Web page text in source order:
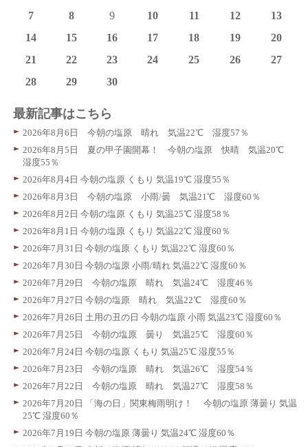
7
8 9 10 11 12
13
14
15 16 17 18 19
20
21
22 23 24 25 26
27
28
29 30
最新記事はこちら
2026年8月6日 今朝の塩原 晴れ 気温22℃ 湿度57％
2026年8月5日 夏の甲子園開幕！ 今朝の塩原 快晴 気温20℃
湿度55％
2026年8月4日 今朝の塩原 くもり 気温19℃ 湿度55％
2026年8月3日 今朝の塩原 小雨/曇 気温21℃ 湿度60％
2026年8月2日 今朝の塩原 くもり 気温25℃ 湿度58％
2026年8月1日 今朝の塩原 くもり 気温22℃ 湿度60％
2026年7月31日 今朝の塩原 くもり 気温22℃ 湿度60％
2026年7月30日 今朝の塩原 小雨/晴れ 気温22℃ 湿度60％
2026年7月29日 今朝の塩原 晴れ 気温24℃ 湿度46％
2026年7月27日 今朝の塩原 晴れ 気温22℃ 湿度60％
2026年7月26日 土用の丑の日 今朝の塩原 小雨 気温23℃ 湿度60％
2026年7月25日 今朝の塩原 曇り 気温25℃ 湿度60％
2026年7月24日 今朝の塩原 くもり 気温25℃ 湿度55％
2026年7月23日 今朝の塩原 晴れ 気温26℃ 湿度54％
2026年7月22日 今朝の塩原 晴れ 気温27℃ 湿度58％
2026年7月20日 「海の日」関東梅雨明け！ 今朝の塩原 薄曇り 気温
25℃ 湿度60％
2026年7月19日 今朝の塩原 薄曇り 気温24℃ 湿度60％